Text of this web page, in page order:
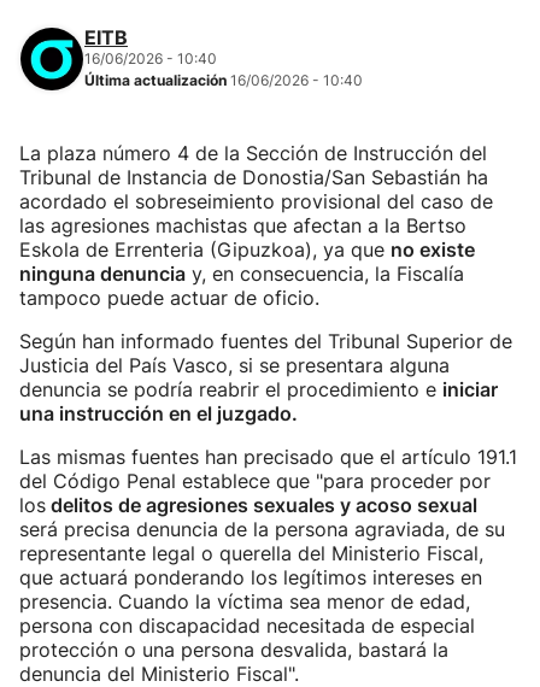
EITB
16/06/2026 - 10:40
Última actualización 16/06/2026 - 10:40
La plaza número 4 de la Sección de Instrucción del
Tribunal de Instancia de Donostia/San Sebastián ha
acordado el sobreseimiento provisional del caso de
las agresiones machistas que afectan a la Bertso
Eskola de Errenteria (Gipuzkoa), ya que no existe
ninguna denuncia y, en consecuencia, la Fiscalía
tampoco puede actuar de oficio.
Según han informado fuentes del Tribunal Superior de
Justicia del País Vasco, si se presentara alguna
denuncia se podría reabrir el procedimiento e iniciar
una instrucción en el juzgado.
Las mismas fuentes han precisado que el artículo 191.1
del Código Penal establece que "para proceder por
los delitos de agresiones sexuales y acoso sexual
será precisa denuncia de la persona agraviada, de su
representante legal o querella del Ministerio Fiscal,
que actuará ponderando los legítimos intereses en
presencia. Cuando la víctima sea menor de edad,
persona con discapacidad necesitada de especial
protección o una persona desvalida, bastará la
denuncia del Ministerio Fiscal".